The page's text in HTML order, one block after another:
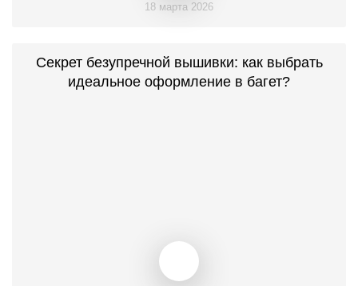
18 марта 2026
Секрет безупречной вышивки: как выбрать
идеальное оформление в багет?